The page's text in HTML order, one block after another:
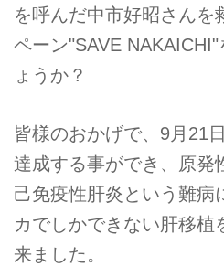
を呼んだ中市好昭さんを
ペーン"SAVE
ょうか？
皆様のおかげで、9月21
達成する事ができ、原発
己免疫性肝炎という難病
カでしかできない肝移植
来ました。